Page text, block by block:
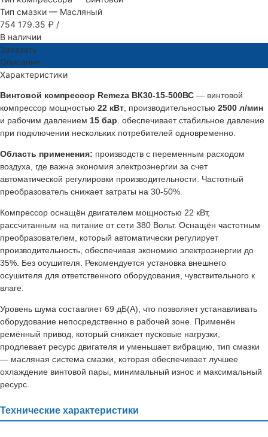
Тип смазки — Масляный
754 179.35 ₽ /
В наличии
Заказать
Описание
Характеристики
Винтовой компрессор Remeza ВК30-15-500ВС — винтовой
компрессор мощностью 22 кВт , производительностью 2500 л/мин
и рабочим давлением 15 бар . обеспечивает стабильное давление
при подключении нескольких потребителей одновременно.
Область применения: производств с переменным расходом
воздуха, где важна экономия электроэнергии за счет
автоматической регулировки производительности. Частотный
преобразователь снижает затраты на 30-50%.
Компрессор оснащён двигателем мощностью 22 кВт,
рассчитанным на питание от сети 380 Вольт. Оснащён частотным
преобразователем, который автоматически регулирует
производительность, обеспечивая экономию электроэнергии до
35%. Без осушителя. Рекомендуется установка внешнего
осушителя для ответственного оборудования, чувствительного к
влаге.
Уровень шума составляет 69 дБ(А), что позволяет устанавливать
оборудование непосредственно в рабочей зоне. Применён
ремённый привод, который снижает пусковые нагрузки,
продлевает ресурс двигателя и уменьшает вибрацию, тип смазки
— масляная система смазки, которая обеспечивает лучшее
охлаждение винтовой пары, минимальный износ и максимальный
ресурс.
Технические характеристики